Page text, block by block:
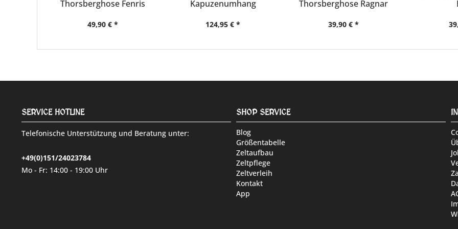
Thorsberghose Fenris
49,90 € *
Kapuzenumhang
124,95 € *
Thorsberghose Ragnar
39,90 € *
SERVICE HOTLINE
Telefonische Unterstützung und Beratung unter:
+49(0)151/24023784
Mo - Fr: 14:00 - 19:00 Uhr
SHOP SERVICE
Blog
Größentabelle
Zeltaufbau
Zeltpflege
Zeltverleih
Kontakt
App